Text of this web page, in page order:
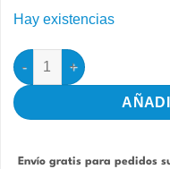
Hay existencias
Tanque para sistema
Envío gratis para pedidos